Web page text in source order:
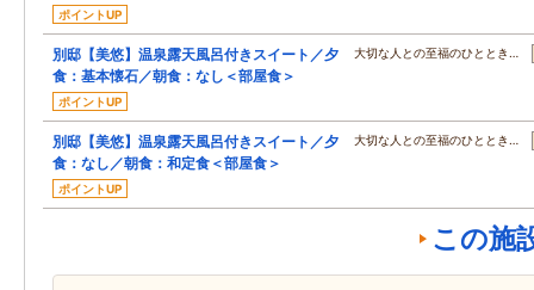
ポイントUP
別邸【美悠】温泉露天風呂付きスイート／夕
食：基本懐石／朝食：なし＜部屋食＞
ポイントUP
大切な人との至福のひととき…
別邸【美悠】温泉露天風呂付きスイート／夕
食：なし／朝食：和定食＜部屋食＞
ポイントUP
大切な人との至福のひととき…
この施